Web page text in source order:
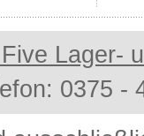
Five Lager-
0375 -